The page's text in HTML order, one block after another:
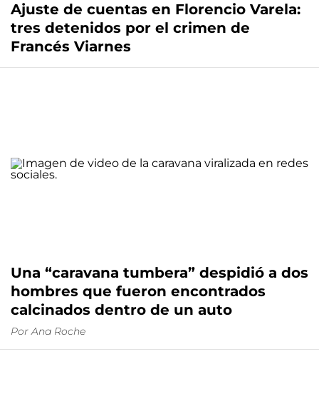
Ajuste de cuentas en Florencio Varela:
tres detenidos por el crimen de
Francés Viarnes
Una “caravana tumbera” despidió a dos
hombres que fueron encontrados
calcinados dentro de un auto
Por Ana Roche